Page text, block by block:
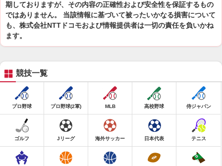
期しておりますが、その内容の正確性および安全性を保証するもの
ではありません。 当該情報に基づいて被ったいかなる損害について
も、株式会社NTTドコモおよび情報提供者は一切の責任を負いかね
ます。
競技一覧
プロ野球 プロ野球(2軍) MLB 高校野球 侍ジャパン
ゴルフ Jリーグ 海外サッカー 日本代表 テニス